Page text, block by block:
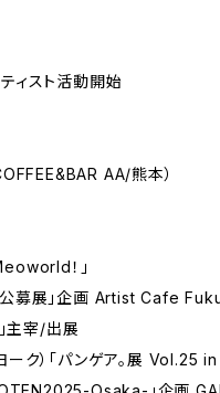
ィスト活動開始
AA/熊本）
！」
募展」企画 Artist Cafe
主宰/出展
ク）「パンゲア。展 Vol.25 in